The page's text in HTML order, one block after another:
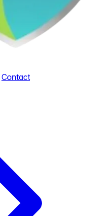
Contact